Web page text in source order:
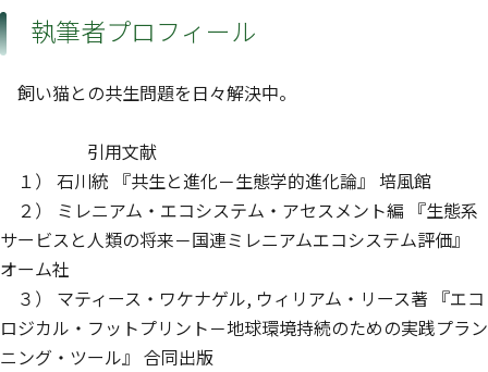
執筆者プロフィール
飼い猫との共生問題を日々解決中。
引用文献
１） 石川統 『共生と進化－生態学的進化論』 培風館
２） ミレニアム・エコシステム・アセスメント編 『生態系
サービスと人類の将来－国連ミレニアムエコシステム評価』
オーム社
３） マティース・ワケナゲル, ウィリアム・リース著 『エコ
ロジカル・フットプリント－地球環境持続のための実践プラン
ニング・ツール』 合同出版